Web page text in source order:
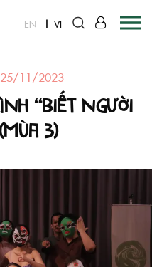
EN VI
25/11/2023
“Biết người
3)